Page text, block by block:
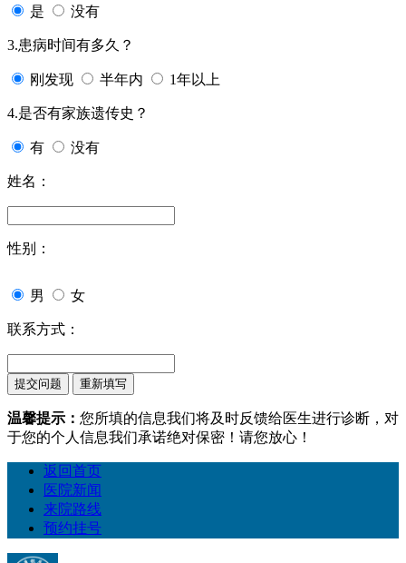
是 没有
3.患病时间有多久？
刚发现 半年内 1年以上
4.是否有家族遗传史？
有 没有
姓名：
性别：
男 女
联系方式：
温馨提示： 您所填的信息我们将及时反馈给医生进行诊断，对
于您的个人信息我们承诺绝对保密！请您放心！
返回首页
医院新闻
来院路线
预约挂号